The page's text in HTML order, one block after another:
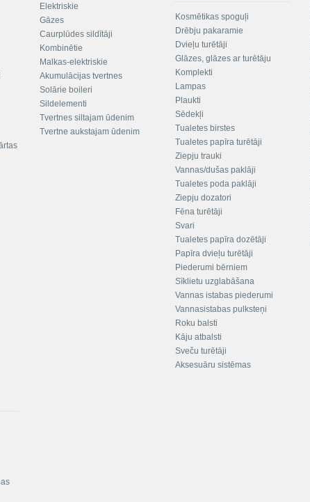
Elektriskie
Gāzes
Caurplūdes sildītāji
Kombinētie
Malkas-elektriskie
Akumulācijas tvertnes
Solārie boileri
Sildelementi
Tvertnes siltajam ūdenim
Tvertne aukstajam ūdenim
Kosmētikas spoguļi
Drēbju pakaramie
Dvieļu turētāji
Glāzes, glāzes ar turētāju
Komplekti
Lampas
Plaukti
Sēdekļi
Tualetes birstes
Tualetes papīra turētāji
Ziepju trauki
Vannas/dušas paklāji
Tualetes poda paklāji
Ziepju dozatori
Fēna turētāji
Svari
Tualetes papīra dozētāji
Papīra dvieļu turētāji
Piederumi bērniem
Sīklietu uzglabāšana
Vannas istabas piederumi
Vannasistabas pulksteņi
Roku balsti
Kāju atbalsti
Sveču turētāji
Aksesuāru sistēmas